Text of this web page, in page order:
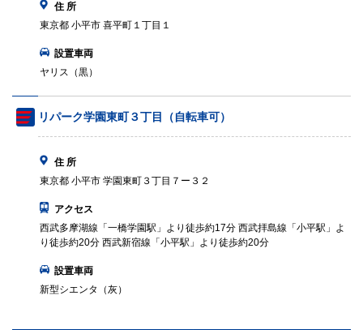
住 所
東京都 小平市 喜平町１丁目１
設置車両
ヤリス（黒）
リパーク学園東町３丁目（自転車可）
住 所
東京都 小平市 学園東町３丁目７ー３２
アクセス
西武多摩湖線「一橋学園駅」より徒歩約17分 西武拝島線「小平駅」よ
り徒歩約20分 西武新宿線「小平駅」より徒歩約20分
設置車両
新型シエンタ（灰）